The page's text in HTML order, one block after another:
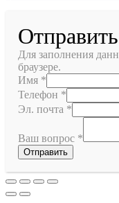
Для заполнения
браузере.
Имя *
Телефон *
Эл. почта *
Ваш вопрос *
Отправить